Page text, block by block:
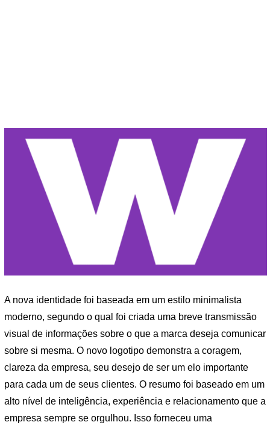
A nova identidade foi baseada em um estilo minimalista
moderno, segundo o qual foi criada uma breve transmissão
visual de informações sobre o que a marca deseja comunicar
sobre si mesma. O novo logotipo demonstra a coragem,
clareza da empresa, seu desejo de ser um elo importante
para cada um de seus clientes. O resumo foi baseado em um
alto nível de inteligência, experiência e relacionamento que a
empresa sempre se orgulhou. Isso forneceu uma